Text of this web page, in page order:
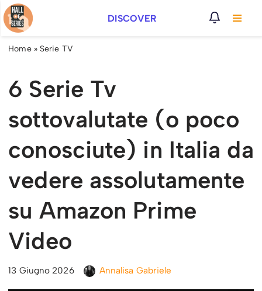
Vai
al
DISCOVER
Home» Serie TV
6 Serie Tv
sottovalutate (o poco
conosciute) in Italia da
vedere assolutamente
su Amazon Prime
Video
13 Giugno 2026 Annalisa Gabriele